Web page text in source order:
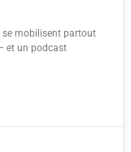
se mobilisent partout
et un podcast